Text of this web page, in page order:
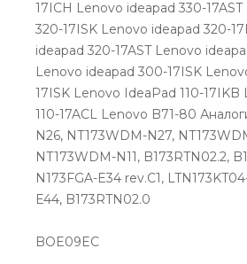
17ICH Lenovo ideapad 330-
320-17ISK Lenovo ideapad 320-
ideapad 320-17AST Lenovo
Lenovo ideapad 300-17ISK
17ISK Lenovo IdeaPad 110-
110-17ACL Lenovo B71-80
N26, NT173WDM-N27,
NT173WDM-N11, B173RTN02.2,
N173FGA-E34 rev.C1,
E44, B173RTN02.0
BOE09EC